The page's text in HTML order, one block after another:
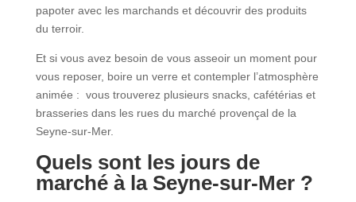
papoter avec les marchands et découvrir des produits
du terroir.
Et si vous avez besoin de vous asseoir un moment pour
vous reposer, boire un verre et contempler l’atmosphère
animée : vous trouverez plusieurs snacks, cafétérias et
brasseries dans les rues du marché provençal de la
Seyne-sur-Mer.
Quels sont les jours de
marché à la Seyne-sur-Mer ?